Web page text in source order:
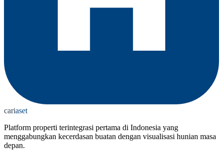
cariaset
Platform properti terintegrasi pertama di Indonesia yang
menggabungkan kecerdasan buatan dengan visualisasi hunian masa
depan.